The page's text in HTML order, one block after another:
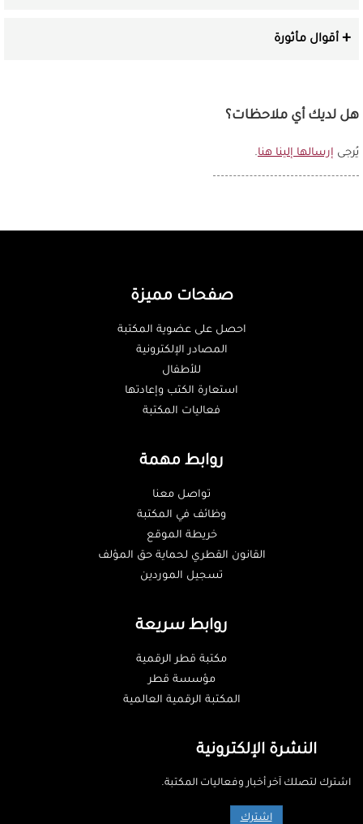
أقوال مأثورة
هل لديك أي ملاحظات؟
يُرجى إرسالها إلينا هنا.
صفحات مميزة
احصل على عضوية المكتبة
المصادر الإلكترونية
للأطفال
استعارة الكتب وإعادتها
فعاليات المكتبة
روابط مهمة
تواصل معنا
وظائف في المكتبة
خريطة الموقع
القانون القطري لحماية حق المؤلف
تسجيل الموردين
روابط سريعة
مكتبة قطر الرقمية
مؤسسة قطر
المكتبة الرقمية العالمية
النشرة الإلكترونية
اشترك لتصلك آخر أخبار وفعاليات المكتبة.
اشترك